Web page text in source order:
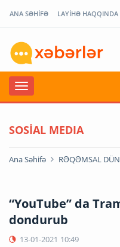
ANA SƏHİFƏ LAYİHƏ HAQQINDA
SOSİAL MEDIA
Ana Səhifə RƏQƏMSAL
“YouTube” da
dondurub
13-01-2021 10:49